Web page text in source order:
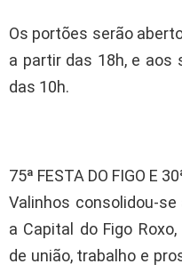
Os portões serão
a partir das 18h, e aos
das 10h.
75ª FESTA DO FIGO E
Valinhos consolidou-
a Capital do Figo
de união, trabalho e